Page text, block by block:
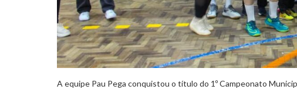
A equipe Pau Pega conquistou o título do 1º Campeonato